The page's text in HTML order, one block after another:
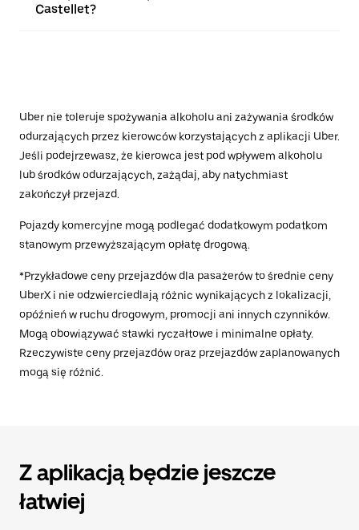
Castellet?
Uber nie toleruje spożywania alkoholu ani zażywania środków
odurzających przez kierowców korzystających z aplikacji Uber.
Jeśli podejrzewasz, że kierowca jest pod wpływem alkoholu
lub środków odurzających, zażądaj, aby natychmiast
zakończył przejazd.
Pojazdy komercyjne mogą podlegać dodatkowym podatkom
stanowym przewyższającym opłatę drogową.
*Przykładowe ceny przejazdów dla pasażerów to średnie ceny
UberX i nie odzwierciedlają różnic wynikających z lokalizacji,
opóźnień w ruchu drogowym, promocji ani innych czynników.
Mogą obowiązywać stawki ryczałtowe i minimalne opłaty.
Rzeczywiste ceny przejazdów oraz przejazdów zaplanowanych
mogą się różnić.
Z aplikacją będzie jeszcze
łatwiej